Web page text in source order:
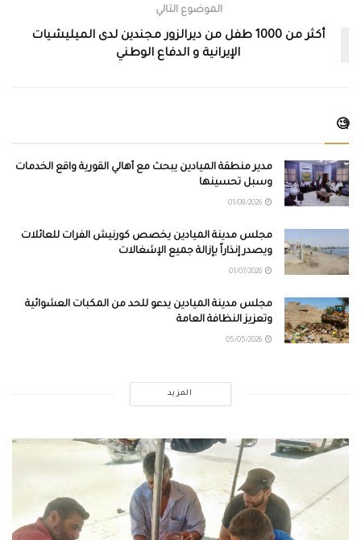
الموضوع التالي
أكثر من 1000 طفل من ديرالزور مجندين لدى الميليشيات
الإيرانية و الدفاع الوطني
🧐
مدير منطقة الميادين يبحث مع أهالي القورية واقع الخدمات
وسبل تحسينها
مجلس مدينة الميادين يخصص كورنيش الفرات للعائلات
ويصدر إنذاراً بإزالة جميع الإشغالات
مجلس مدينة الميادين يدعو للحد من المكبات العشوائية
وتعزيز النظافة العامة
المزيد